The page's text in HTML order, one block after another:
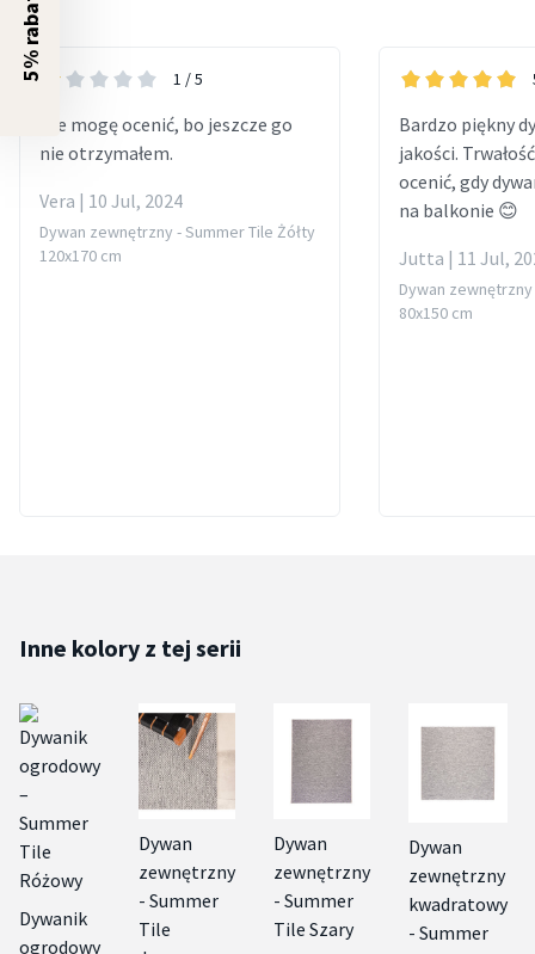
1 / 5
Nie mogę ocenić, bo jeszcze go
nie otrzymałem.
Vera | 10 Jul, 2024
Dywan zewnętrzny - Summer Tile Żółty
120x170 cm
Bardzo piękny
jakości.
ocenić, gdy
na balkonie 😊
Jutta | 11 Jul,
Dywan
80x150 cm
Inne kolory z tej serii
Dywanik
ogrodowy
Dywan
zewnętrzny
- Summer
Tile
Dywan
zewnętrzny
- Summer
Tile Szary
Dywan
zewnętrzny
kwadratowy
- Summer
5% rabatu?